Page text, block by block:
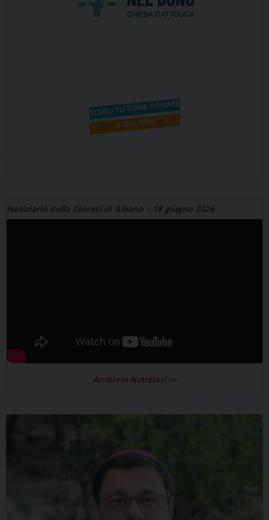
Notiziario della Diocesi di Albano – 18 giugno 2026
Archivio Notiziari >>